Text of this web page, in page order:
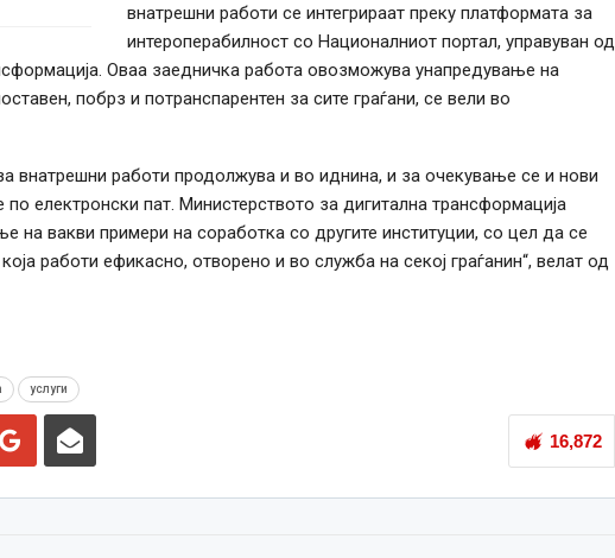
внатрешни работи се интегрираат преку платформата за
интероперабилност со Националниот портал, управуван од
Оваа заедничка работа овозможува унапредување на
побрз и потранспарентен за сите граѓани, се вели во
внатрешни работи продолжува и во иднина, и за очекување се и нови
по електронски пат. Министерството за дигитална трансформација
на вакви примери на соработка со другите институции, со цел да се
работи ефикасно, отворено и во служба на секој граѓанин“, велат од
услуги
16,872